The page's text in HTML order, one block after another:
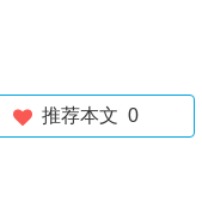
推荐本文 0